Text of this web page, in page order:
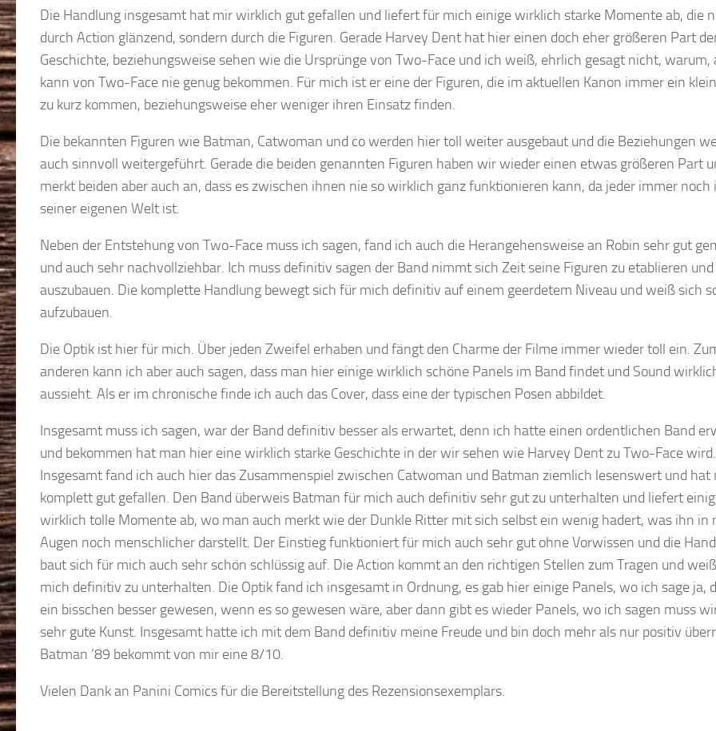
Die Handlung insgesamt hat mir wirklich gut gefallen und liefert für mich einige wirklich starke Momente ab, die
durch Action glänzend, sondern durch die Figuren. Gerade Harvey Dent hat hier einen doch eher größeren Part
Geschichte, beziehungsweise sehen wie die Ursprünge von Two-Face und ich weiß, ehrlich gesagt nicht, warum,
kann von Two-Face nie genug bekommen. Für mich ist er eine der Figuren, die im aktuellen Kanon immer ein
zu kurz kommen, beziehungsweise eher weniger ihren Einsatz finden.
Die bekannten Figuren wie Batman, Catwoman und co werden hier toll weiter ausgebaut und die Beziehungen
auch sinnvoll weitergeführt. Gerade die beiden genannten Figuren haben wir wieder einen etwas größeren Part
merkt beiden aber auch an, dass es zwischen ihnen nie so wirklich ganz funktionieren kann, da jeder immer noch
seiner eigenen Welt ist.
Neben der Entstehung von Two-Face muss ich sagen, fand ich auch die Herangehensweise an Robin sehr gut
und auch sehr nachvollziehbar. Ich muss definitiv sagen der Band nimmt sich Zeit seine Figuren zu etablieren und
auszubauen. Die komplette Handlung bewegt sich für mich definitiv auf einem geerdetem Niveau und weiß sich
aufzubauen.
Die Optik ist hier für mich. Über jeden Zweifel erhaben und fängt den Charme der Filme immer wieder toll ein.
anderen kann ich aber auch sagen, dass man hier einige wirklich schöne Panels im Band findet und Sound
aussieht. Als er im chronische finde ich auch das Cover, dass eine der typischen Posen abbildet.
Insgesamt muss ich sagen, war der Band definitiv besser als erwartet, denn ich hatte einen ordentlichen Band
und bekommen hat man hier eine wirklich starke Geschichte in der wir sehen wie Harvey Dent zu Two-Face wird.
Insgesamt fand ich auch hier das Zusammenspiel zwischen Catwoman und Batman ziemlich lesenswert und hat
komplett gut gefallen. Den Band überweis Batman für mich auch definitiv sehr gut zu unterhalten und liefert
wirklich tolle Momente ab, wo man auch merkt wie der Dunkle Ritter mit sich selbst ein wenig hadert, was ihn in
Augen noch menschlicher darstellt. Der Einstieg funktioniert für mich auch sehr gut ohne Vorwissen und die
baut sich für mich auch sehr schön schlüssig auf. Die Action kommt an den richtigen Stellen zum Tragen und
mich definitiv zu unterhalten. Die Optik fand ich insgesamt in Ordnung, es gab hier einige Panels, wo ich sage ja,
ein bisschen besser gewesen, wenn es so gewesen wäre, aber dann gibt es wieder Panels, wo ich sagen muss
sehr gute Kunst. Insgesamt hatte ich mit dem Band definitiv meine Freude und bin doch mehr als nur positiv
Batman ’89 bekommt von mir eine 8/10.
Vielen Dank an Panini Comics für die Bereitstellung des Rezensionsexemplars.